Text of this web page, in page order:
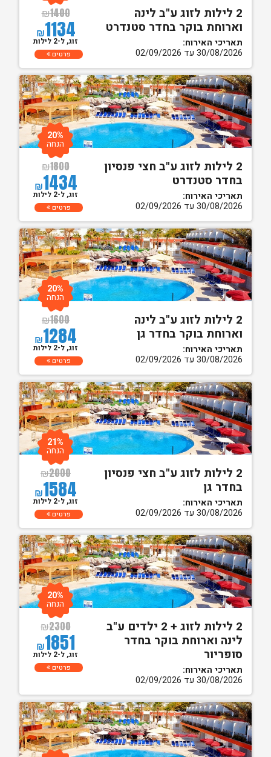
2 לילות לזוג ע"ב לינה
וארוחת בוקר בחדר סטנדרט
תאריכי האירוח:
30/08/2026 עד 02/09/2026
₪1400
₪1134
זוג, ל-2 לילות
פרטים
2 לילות לזוג ע"ב חצי פנסיון
בחדר סטנדרט
תאריכי האירוח:
30/08/2026 עד 02/09/2026
₪1800
₪1434
20%
הנחה
זוג, ל-2 לילות
פרטים
2 לילות לזוג ע"ב לינה
וארוחת בוקר בחדר גן
תאריכי האירוח:
30/08/2026 עד 02/09/2026
₪1600
₪1284
20%
הנחה
זוג, ל-2 לילות
פרטים
2 לילות לזוג ע"ב חצי פנסיון
בחדר גן
תאריכי האירוח:
30/08/2026 עד 02/09/2026
₪2000
₪1584
21%
הנחה
זוג, ל-2 לילות
פרטים
2 לילות לזוג + 2 ילדים ע"ב
לינה וארוחת בוקר בחדר
סופריור
תאריכי האירוח:
30/08/2026 עד 02/09/2026
₪2300
₪1851
20%
הנחה
זוג, ל-2 לילות
פרטים